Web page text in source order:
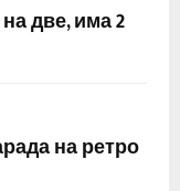
две, има 2
на ретро